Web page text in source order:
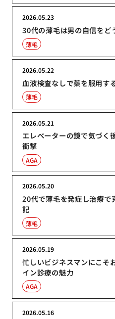
30代の薄毛は男の自信をど
2026.05.23
薄毛
血液検査なしで薬を服用す
2026.05.22
薄毛
エレベーターの鏡で気づく
衝撃
2026.05.21
AGA
20代で薄毛を発症し治療で
記
2026.05.20
薄毛
忙しいビジネスマンにこそ
イン診療の魅力
2026.05.19
AGA
2026.05.16